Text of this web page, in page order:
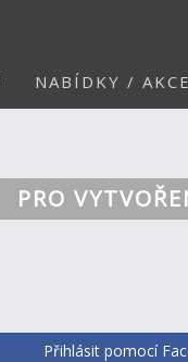
NABÍDKY / AKCE
PRO
Přihlásit pomocí